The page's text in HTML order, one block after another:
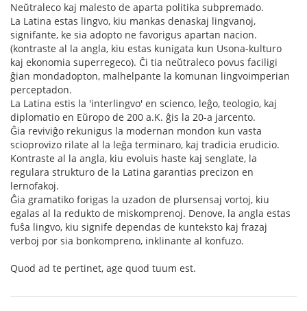
Neŭtraleco kaj malesto de aparta politika subpremado.
La Latina estas lingvo, kiu mankas denaskaj lingvanoj,
signifante, ke sia adopto ne favorigus apartan nacion.
(kontraste al la angla, kiu estas kunigata kun Usona-kulturo
kaj ekonomia superregeco). Ĉi tia neŭtraleco povus faciligi
ĝian mondadopton, malhelpante la komunan lingvoimperian
perceptadon.
La Latina estis la 'interlingvo' en scienco, leĝo, teologio, kaj
diplomatio en Eŭropo de 200 a.K. ĝis la 20-a jarcento.
Ĝia reviviĝo rekunigus la modernan mondon kun vasta
scioprovizo rilate al la leĝa terminaro, kaj tradicia erudicio.
Kontraste al la angla, kiu evoluis haste kaj senglate, la
regulara strukturo de la Latina garantias precizon en
lernofakoj.
Ĝia gramatiko forigas la uzadon de plursensaj vortoj, kiu
egalas al la redukto de miskomprenoj. Denove, la angla estas
fuŝa lingvo, kiu signife dependas de kunteksto kaj frazaj
verboj por sia bonkompreno, inklinante al konfuzo.
Quod ad te pertinet, age quod tuum est.